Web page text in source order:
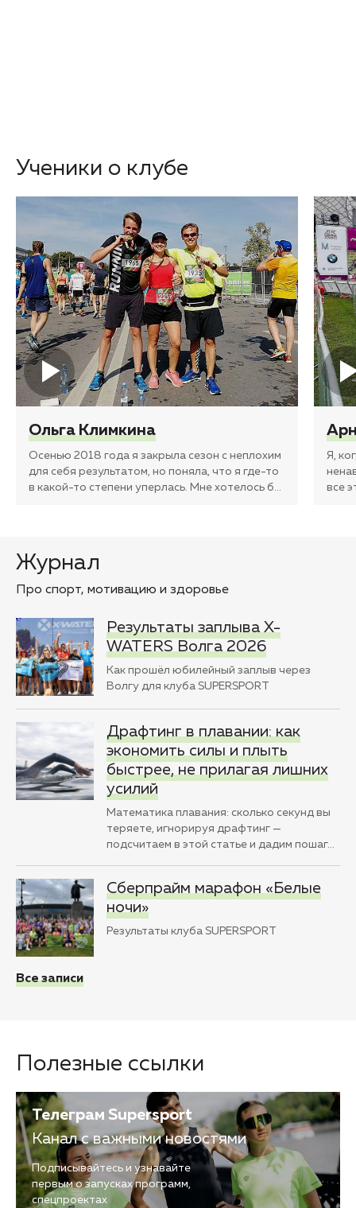
Ученики о клубе
Ольга Климкина
Осенью 2018 года я закрыла сезон с неплохим
для себя результатом, но поняла, что я где-то
в какой-то степени уперлась. Мне хотелось б…
Я,
все
Журнал
Про спорт, мотивацию и здоровье
Результаты заплыва X-
WATERS Волга 2026
Как прошёл юбилейный заплыв через
Волгу для клуба SUPERSPORT
Драфтинг в плавании: как
экономить силы и плыть
быстрее, не прилагая лишних
усилий
Математика плавания: сколько секунд вы
теряете, игнорируя драфтинг —
подсчитаем в этой статье и дадим пошаг…
Сберпрайм марафон «Белые
ночи»
Результаты клуба SUPERSPORT
Все записи
Полезные ссылки
Телеграм Supersport
Канал с важными новостями
Подписывайтесь и узнавайте
первым о запусках программ,
спецпроектах